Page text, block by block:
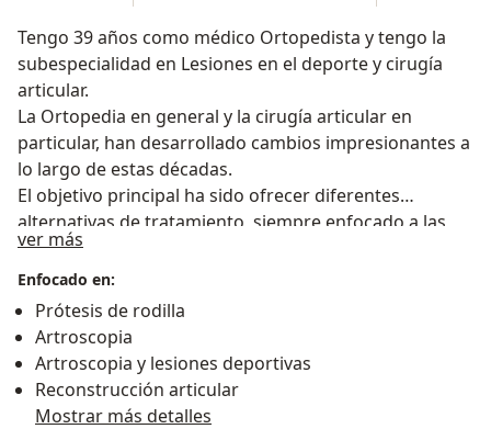
Tengo 39 años como médico Ortopedista y tengo la
subespecialidad en Lesiones en el deporte y cirugía
articular.
La Ortopedia en general y la cirugía articular en
particular, han desarrollado cambios impresionantes a
lo largo de estas décadas.
El objetivo principal ha sido ofrecer diferentes
alternativas de tratamiento, siempre enfocado a las
necesidades de cada persona.
Visítame, te llevarás una grata sorpresa.
ver más
Enfocado en:
Prótesis de rodilla
Artroscopia
Artroscopia y lesiones deportivas
Reconstrucción articular
Mostrar más detalles